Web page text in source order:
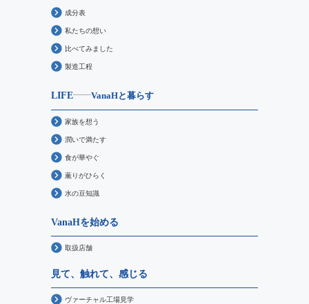
成分表
私たちの想い
比べてみました
製造工程
LIFE VanaHと暮らす
家族を想う
潤いで満たす
食が華やぐ
薫りがひらく
水の豆知識
VanaHを始める
取扱店舗
見て、触れて、感じる
ヴァーチャル工場見学